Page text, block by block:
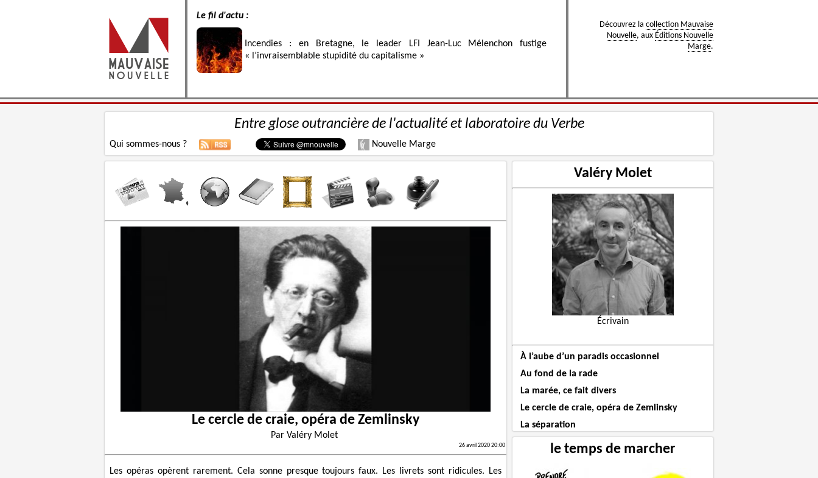
Le fil d'actu :
Incendies : en Bretagne, le leader LFI Jean-Luc Mélenchon fustige
« l’invraisemblable stupidité du capitalisme »
Découvrez la collection Mauvaise
Nouvelle, aux Éditions Nouvelle
Marge.
Entre glose outrancière de l'actualité et laboratoire du Verbe
Qui sommes-nous ? Nouvelle Marge
Le cercle de craie, opéra de Zemlinsky
Par Valéry Molet
26 avril 2020 20:00
Les opéras opèrent rarement. Cela sonne presque toujours faux. Les livrets sont ridicules. Les
Valéry Molet
Écrivain
À l’aube d’un paradis occasionnel
Au fond de la rade
La marée, ce fait divers
Le cercle de craie, opéra de Zemlinsky
La séparation
le temps de marcher